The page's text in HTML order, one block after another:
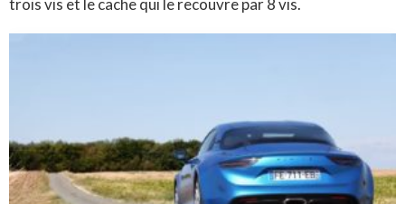
trois vis et le cache qui le recouvre par 8 vis.